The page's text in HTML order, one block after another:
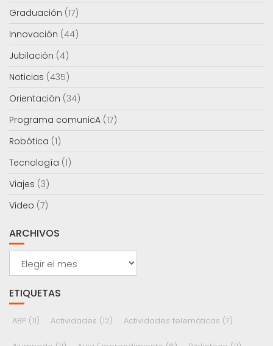
Graduación (17)
Innovación (44)
Jubilación (4)
Noticias (435)
Orientación (34)
Programa comunicA (17)
Robótica (1)
Tecnología (1)
Viajes (3)
Video (7)
ARCHIVOS
ETIQUETAS
ABP (11) Actividades (12) Actividades telemáticas (7)